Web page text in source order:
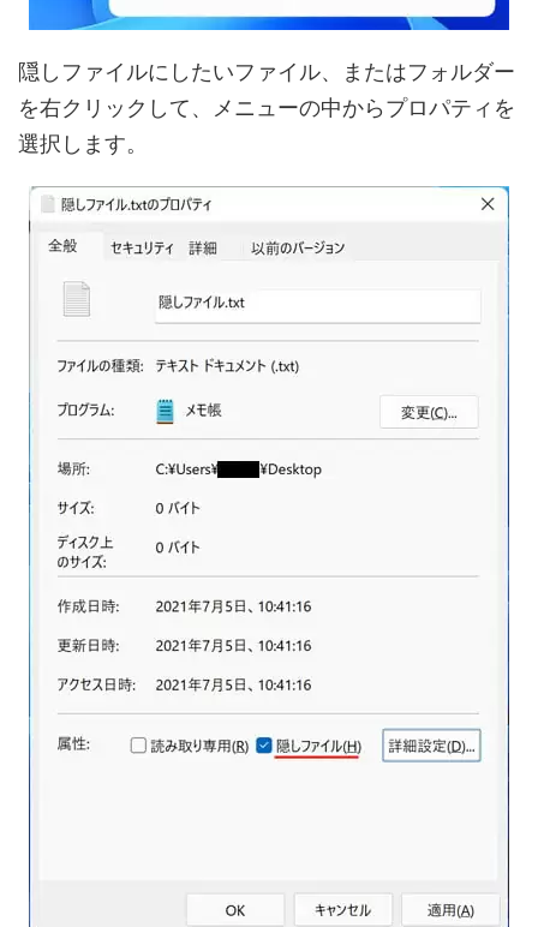
隠しファイルにしたいファイル、またはフォルダー
を右クリックして、メニューの中からプロパティを
選択します。